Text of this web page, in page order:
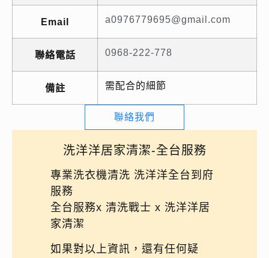
Email a0976779695@gmail.com
聯絡電話 0968-222-778
備註 需配合的細節
聯絡我們
洗洋洋居家清潔-全台服務️
專業洗衣機清洗 洗洋洋全台到府
服務
全台服務x 清洗戰士 x 洗洋洋居
家清潔
如果對以上資訊，還有任何疑